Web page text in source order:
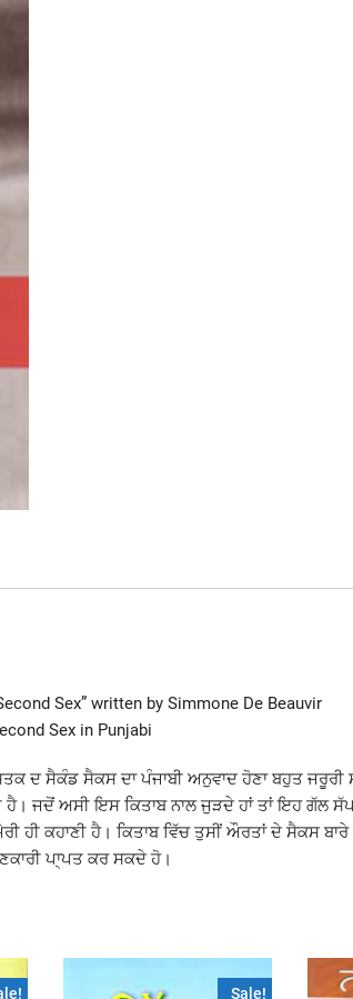
Sex” written by Simmone De Beauvir
Sex in Punjabi
ਦ ਸੈਕੰਡ ਸੈਕਸ ਦਾ ਪੰਜਾਬੀ ਅਨੁਵਾਦ ਹੋਣਾ ਬਹੁਤ
ਜਦੋਂ ਅਸੀ ਇਸ ਕਿਤਾਬ ਨਾਲ ਜੁੜਦੇ ਹਾਂ ਤਾਂ ਇਹ ਗੱਲ
ਕਹਾਣੀ ਹੈ। ਕਿਤਾਬ ਵਿੱਚ ਤੁਸੀਂ ਔਰਤਾਂ ਦੇ ਸੈਕਸ ਬਾਰੇ
ਪਾ੍ਪਤ ਕਰ ਸਕਦੇ ਹੋ।
Sale!